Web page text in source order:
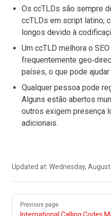
Os ccTLDs são sempre
ccTLDs em script latino;
longos devido à
Um ccTLD melhora o
frequentemente
países, o que pode
Qualquer pessoa pode
Alguns estão abertos
outros exigem presença
adicionais.
Updated at: Wednesday,
Pager
Previous page